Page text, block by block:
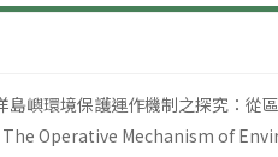
島嶼環境保護運作機制之探究：
The Operative Mechanism of